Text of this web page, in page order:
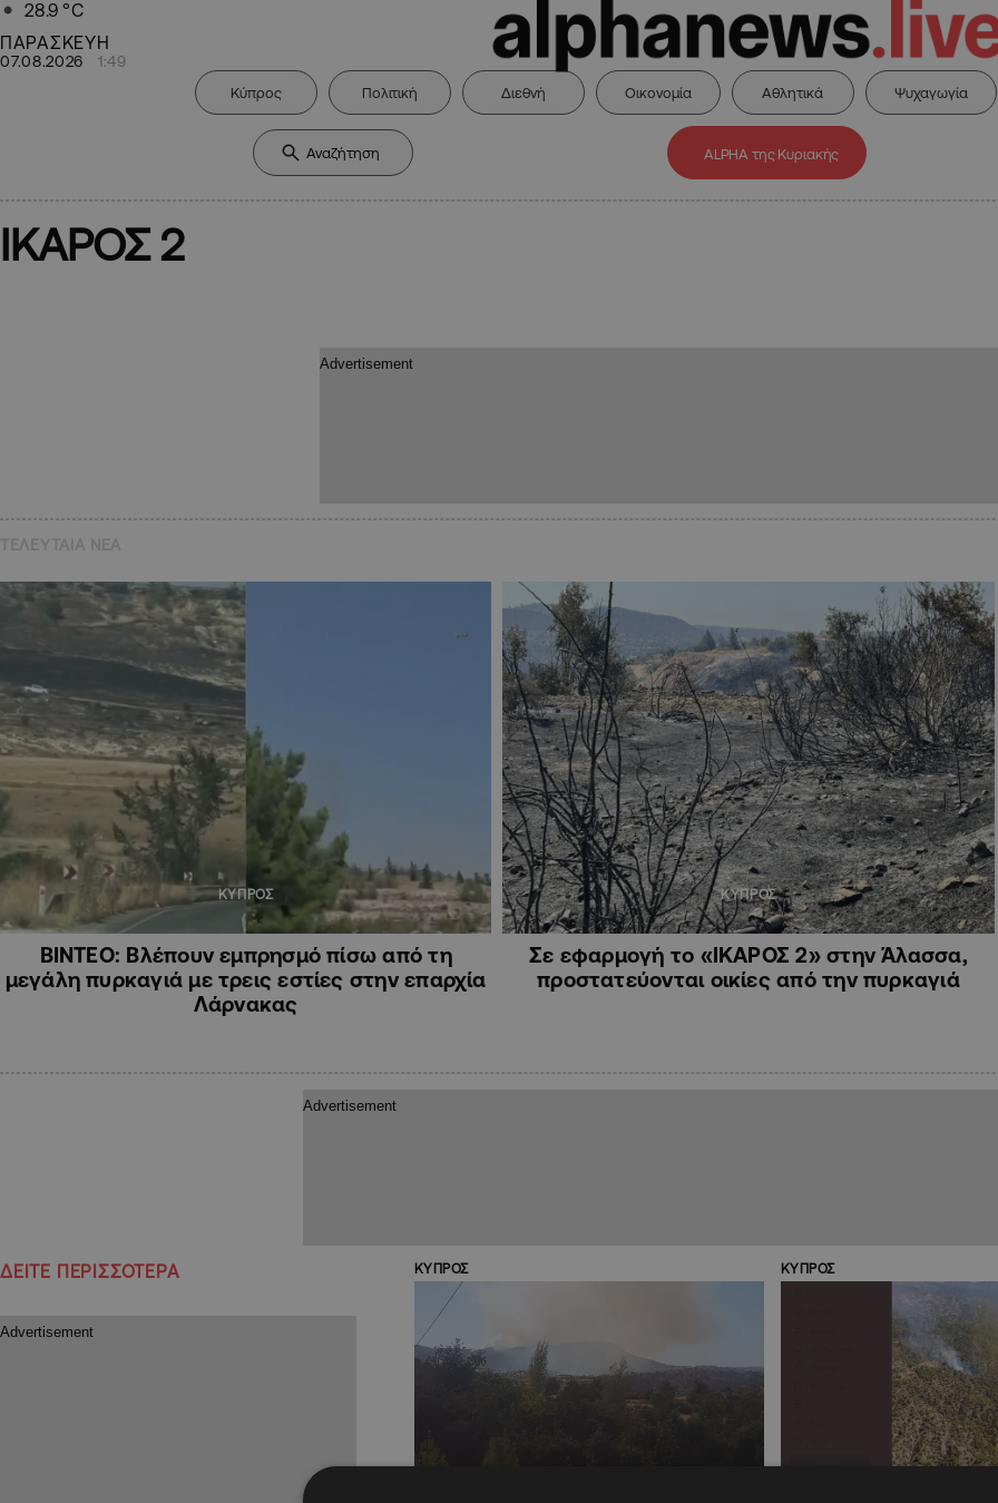
28.9 °C
ΠΑΡΑΣΚΕΥΗ
07.08.2026 1:49
Κύπρος Πολιτική Διεθνή Οικονομία Αθλητικά Ψυχαγωγία
ALPHA της Κυριακής
ΙΚΑΡΟΣ 2
ΚΥΠΡΟΣ
ΒΙΝΤΕΟ: Βλέπουν εμπρησμό πίσω από τη
μεγάλη πυρκαγιά με τρεις εστίες στην επαρχία
Λάρνακας
ΚΥΠΡΟΣ
Σε εφαρμογή το «ΙΚΑΡΟΣ 2» στην Άλασσα,
προστατεύονται οικίες από την πυρκαγιά
ΔΕΙΤΕ ΠΕΡΙΣΣΟΤΕΡΑ ΚΥΠΡΟΣ ΚΥΠΡΟΣ